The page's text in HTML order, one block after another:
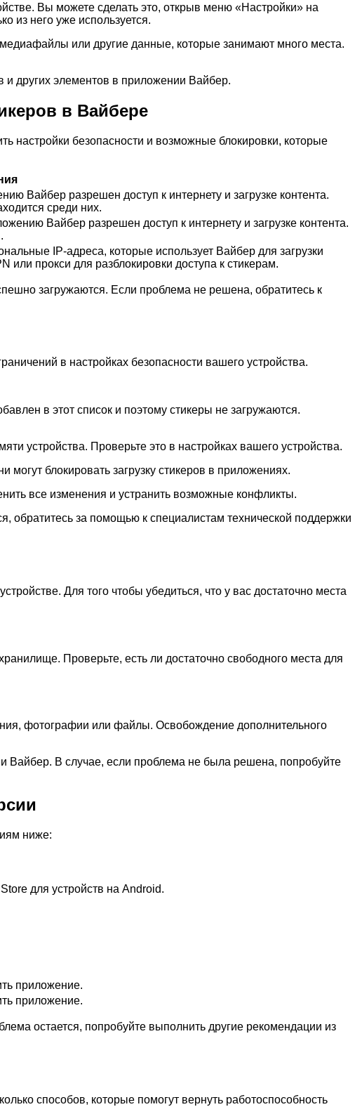
Вы можете сделать это, открыв меню «Настройки» на
из него уже используется.
или другие данные, которые занимают много места.
и других элементов в приложении Вайбер.
в Вайбере
настройки безопасности и возможные блокировки, которые
Вайбер разрешен доступ к интернету и загрузке контента.
среди них.
Вайбер разрешен доступ к интернету и загрузке контента.
IP-адреса, которые использует Вайбер для загрузки
или прокси для разблокировки доступа к стикерам.
загружаются. Если проблема не решена, обратитесь к
в настройках безопасности вашего устройства.
в этот список и поэтому стикеры не загружаются.
устройства. Проверьте это в настройках вашего устройства.
блокировать загрузку стикеров в приложениях.
все изменения и устранить возможные конфликты.
обратитесь за помощью к специалистам технической поддержки
Для того чтобы убедиться, что у вас достаточно места
Проверьте, есть ли достаточно свободного места для
фотографии или файлы. Освобождение дополнительного
Вайбер. В случае, если проблема не была решена, попробуйте
ниже:
для устройств на Android.
приложение.
приложение.
остается, попробуйте выполнить другие рекомендации из
способов, которые помогут вернуть работоспособность